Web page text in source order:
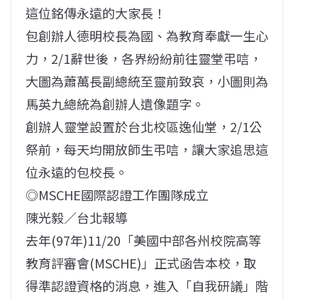
這位銘傳永遠的大家長！
包創辦人德明校長為國、為教育奉獻一生心
力，2/1辭世後，各界紛紛前往靈堂弔唁，
大圖為蕭萬長副總統至靈前致哀，小圖則為
馬英九總統為創辦人遺像題字。
創辦人靈堂設置於台北校區逸仙堂，2/1公
祭前，每天均開放師生弔唁，讓大家追思這
位永遠的包校長。
◎MSCHE國際認證工作團隊成立
陳光毅／台北報導
去年(97年)11/20「美國中部各州校院高等
教育評審會(MSCHE)」正式函告本校，取
得準認證資格的消息，進入「自我研議」階